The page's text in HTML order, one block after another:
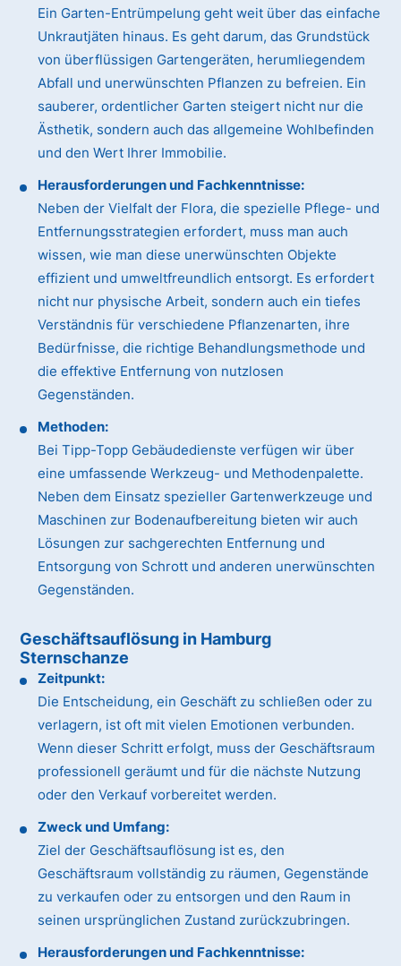
Ein Garten-Entrümpelung geht weit über das einfache
Unkrautjäten hinaus. Es geht darum, das Grundstück
von überflüssigen Gartengeräten, herumliegendem
Abfall und unerwünschten Pflanzen zu befreien. Ein
sauberer, ordentlicher Garten steigert nicht nur die
Ästhetik, sondern auch das allgemeine Wohlbefinden
und den Wert Ihrer Immobilie.
Herausforderungen und Fachkenntnisse:
Neben der Vielfalt der Flora, die spezielle Pflege- und
Entfernungsstrategien erfordert, muss man auch
wissen, wie man diese unerwünschten Objekte
effizient und umweltfreundlich entsorgt. Es erfordert
nicht nur physische Arbeit, sondern auch ein tiefes
Verständnis für verschiedene Pflanzenarten, ihre
Bedürfnisse, die richtige Behandlungsmethode und
die effektive Entfernung von nutzlosen
Gegenständen.
Methoden:
Bei Tipp-Topp Gebäudedienste verfügen wir über
eine umfassende Werkzeug- und Methodenpalette.
Neben dem Einsatz spezieller Gartenwerkzeuge und
Maschinen zur Bodenaufbereitung bieten wir auch
Lösungen zur sachgerechten Entfernung und
Entsorgung von Schrott und anderen unerwünschten
Gegenständen.
Geschäftsauflösung in Hamburg
Sternschanze
Zeitpunkt:
Die Entscheidung, ein Geschäft zu schließen oder zu
verlagern, ist oft mit vielen Emotionen verbunden.
Wenn dieser Schritt erfolgt, muss der Geschäftsraum
professionell geräumt und für die nächste Nutzung
oder den Verkauf vorbereitet werden.
Zweck und Umfang:
Ziel der Geschäftsauflösung ist es, den
Geschäftsraum vollständig zu räumen, Gegenstände
zu verkaufen oder zu entsorgen und den Raum in
seinen ursprünglichen Zustand zurückzubringen.
Herausforderungen und Fachkenntnisse: